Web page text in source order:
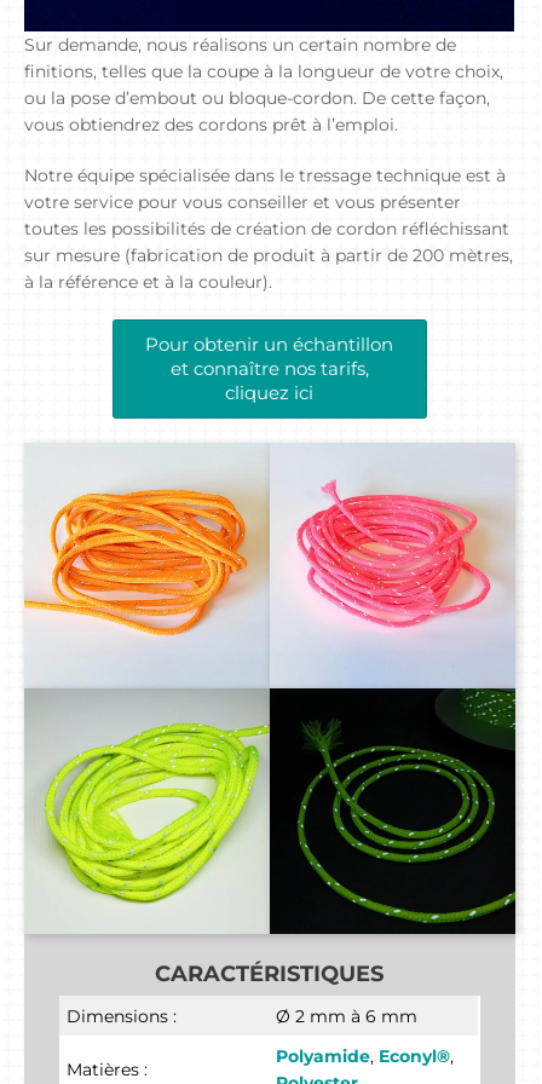
Sur demande, nous réalisons un certain nombre de
finitions, telles que la coupe à la longueur de votre choix,
ou la pose d’embout ou bloque-cordon. De cette façon,
vous obtiendrez des cordons prêt à l’emploi.
Notre équipe spécialisée dans le tressage technique est à
votre service pour vous conseiller et vous présenter
toutes les possibilités de création de cordon réfléchissant
sur mesure (fabrication de produit à partir de 200 mètres,
à la référence et à la couleur).
Pour obtenir un échantillon
et connaître nos tarifs,
cliquez ici
CARACTÉRISTIQUES
Dimensions : Ø 2 mm à 6 mm
Matières :
Polyamide, Econyl®,